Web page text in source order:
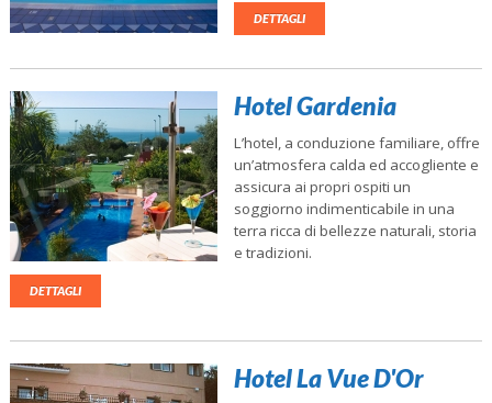
DETTAGLI
Hotel Gardenia
L’hotel, a conduzione familiare, offre
un’atmosfera calda ed accogliente e
assicura ai propri ospiti un
soggiorno indimenticabile in una
terra ricca di bellezze naturali, storia
e tradizioni.
DETTAGLI
Hotel La Vue D'Or